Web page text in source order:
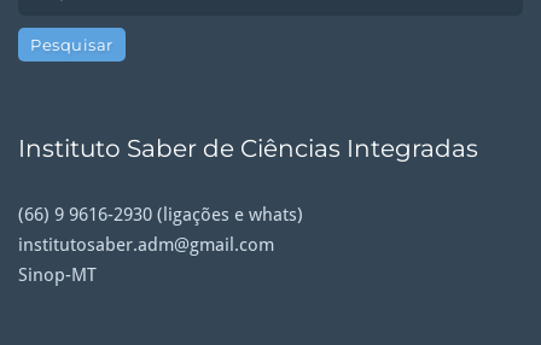
Instituto Saber de Ciências Integradas
(66) 9 9616-2930 (ligações e whats)
institutosaber.adm@gmail.com
Sinop-MT